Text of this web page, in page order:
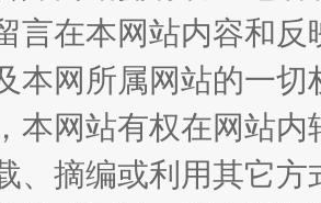
言在本网站内容和
本网所属网站的一
本网站有权在网站
、摘编或利用其它